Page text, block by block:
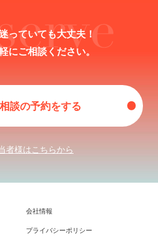
っていても大丈夫！
にご相談ください。
談の予約をする
者様はこちらから
会社情報
プライバシーポリシー